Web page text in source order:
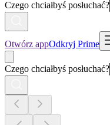
Czego chciałbyś posłuchać?
Otwórz appOdkryj Prime
Czego chciałbyś posłuchać?